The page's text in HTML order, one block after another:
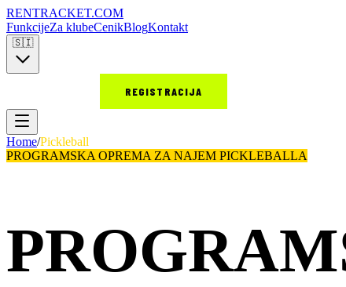
RENTRACKET.COM
FunkcijeZa klubeCenikBlogKontakt
🇸🇮
REGISTRACIJA
Home/Pickleball
PROGRAMSKA OPREMA ZA NAJEM PICKLEBALLA